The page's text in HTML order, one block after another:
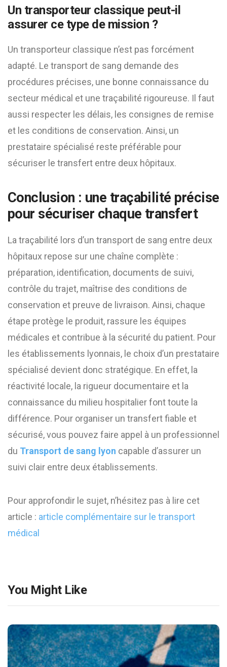
Un transporteur classique peut-il
assurer ce type de mission ?
Un transporteur classique n’est pas forcément
adapté. Le transport de sang demande des
procédures précises, une bonne connaissance du
secteur médical et une traçabilité rigoureuse. Il faut
aussi respecter les délais, les consignes de remise
et les conditions de conservation. Ainsi, un
prestataire spécialisé reste préférable pour
sécuriser le transfert entre deux hôpitaux.
Conclusion : une traçabilité précise
pour sécuriser chaque transfert
La traçabilité lors d’un transport de sang entre deux
hôpitaux repose sur une chaîne complète :
préparation, identification, documents de suivi,
contrôle du trajet, maîtrise des conditions de
conservation et preuve de livraison. Ainsi, chaque
étape protège le produit, rassure les équipes
médicales et contribue à la sécurité du patient. Pour
les établissements lyonnais, le choix d’un prestataire
spécialisé devient donc stratégique. En effet, la
réactivité locale, la rigueur documentaire et la
connaissance du milieu hospitalier font toute la
différence. Pour organiser un transfert fiable et
sécurisé, vous pouvez faire appel à un professionnel
du Transport de sang lyon capable d’assurer un
suivi clair entre deux établissements.
Pour approfondir le sujet, n’hésitez pas à lire cet
article : article complémentaire sur le transport
médical
You Might Like